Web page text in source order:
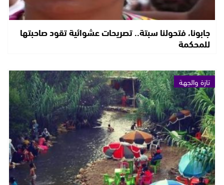
جابونا، فتحولنا سبتة.. تصريحات عشوائية تقود صاحبتها
للمحكمة
تازة والجهة